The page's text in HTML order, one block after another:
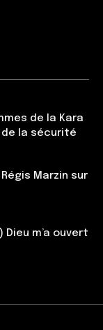
de la Kara
la sécurité
Marzin sur
Dieu m’a ouvert